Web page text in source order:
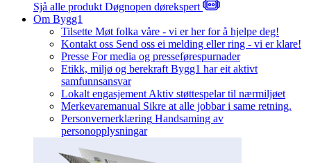
Sjå alle produkt Døgnopen dørekspert
Om Bygg1
Tilsette Møt folka våre - vi er her for å hjelpe deg!
Kontakt oss Send oss ei melding eller ring - vi er klare!
Presse For media og presseførespurnader
Etikk, miljø og berekraft Bygg1 har eit aktivt
samfunnsansvar
Lokalt engasjement Aktiv støttespelar til nærmiljøet
Merkevaremanual Sikre at alle jobbar i same retning.
Personvernerklæring Handsaming av
personopplysningar